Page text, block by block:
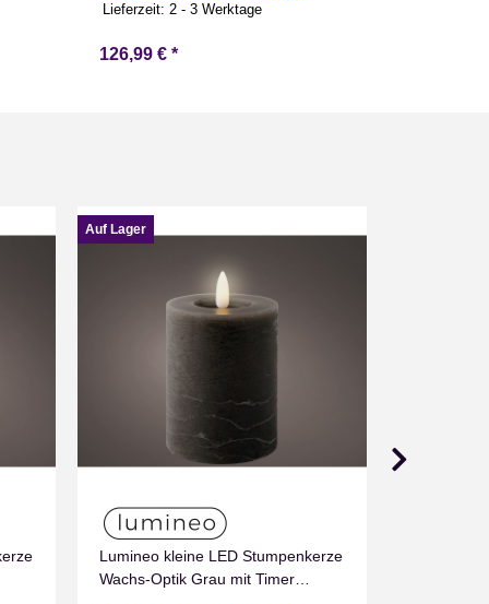
Lieferzeit:2 - 3 Werktage
126,99 € *
Auf Lager
Lumineo kleine LED Stumpenkerze
Wachs-Optik Grau mit Timer